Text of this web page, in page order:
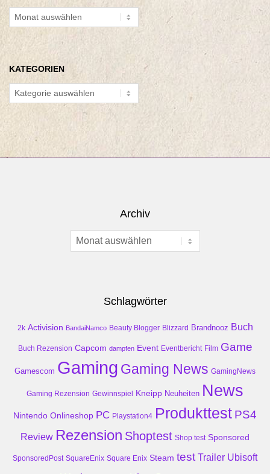
Archiv
KATEGORIEN
Kategorien
Archiv
Archiv
Schlagwörter
2k Activision BandaiNamco Beauty Blogger Blizzard Brandnooz Buch
Buch Rezension Capcom dampfen Event Eventbericht Film Game
Gamescom Gaming Gaming News GamingNews
Gaming Rezension Gewinnspiel Kneipp Neuheiten News
Nintendo Onlineshop PC Playstation4 Produkttest PS4
Review Rezension Shoptest Shop test Sponsored
SponsoredPost SquareEnix Square Enix Steam test Trailer Ubisoft